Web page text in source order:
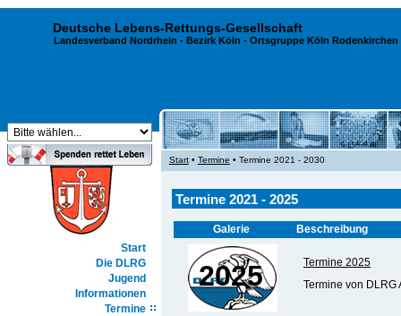
Deutsche Lebens-Rettungs-Gesellschaft
Landesverband Nordrhein - Bezirk Köln - Ortsgruppe Köln Rodenkirchen
Start
Die DLRG
Jugend
Informationen
Termine
Start• Termine • Termine 2021 - 2030
Termine 2021 - 2025
Galerie Beschreibung
2025
Termine 2025
Termine von DLRG